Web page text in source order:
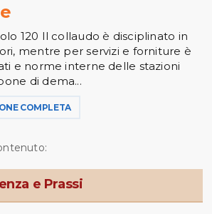
120 Il collaudo è disciplinato in
mentre per servizi e forniture è
e norme interne delle stazioni
di dema...
COMPLETA
e Prassi